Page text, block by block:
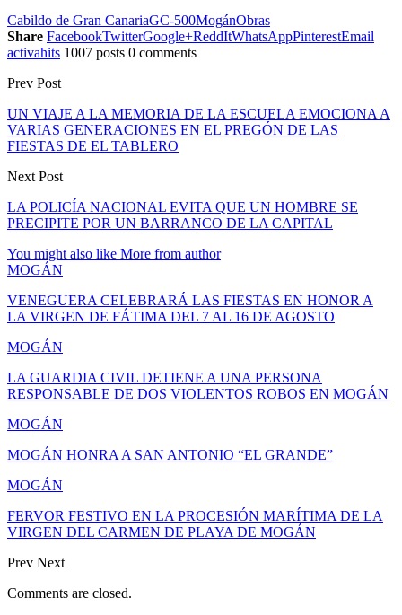
Cabildo de Gran CanariaGC-500MogánObras
Share FacebookTwitterGoogle+ReddItWhatsAppPinterestEmail
activahits 1007 posts 0 comments
Prev Post
UN VIAJE A LA MEMORIA DE LA ESCUELA EMOCIONA A
VARIAS GENERACIONES EN EL PREGÓN DE LAS
FIESTAS DE EL TABLERO
Next Post
LA POLICÍA NACIONAL EVITA QUE UN HOMBRE SE
PRECIPITE POR UN BARRANCO DE LA CAPITAL
You might also like More from author
MOGÁN
VENEGUERA CELEBRARÁ LAS FIESTAS EN HONOR A
LA VIRGEN DE FÁTIMA DEL 7 AL 16 DE AGOSTO
MOGÁN
LA GUARDIA CIVIL DETIENE A UNA PERSONA
RESPONSABLE DE DOS VIOLENTOS ROBOS EN MOGÁN
MOGÁN
MOGÁN HONRA A SAN ANTONIO “EL GRANDE”
MOGÁN
FERVOR FESTIVO EN LA PROCESIÓN MARÍTIMA DE LA
VIRGEN DEL CARMEN DE PLAYA DE MOGÁN
Prev Next
Comments are closed.